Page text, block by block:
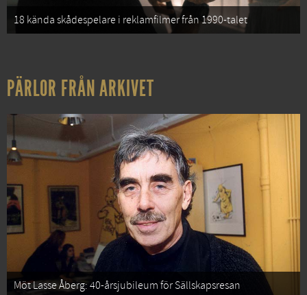
18 kända skådespelare i reklamfilmer från 1990-talet
PÄRLOR FRÅN ARKIVET
Möt Lasse Åberg: 40-årsjubileum för Sällskapsresan